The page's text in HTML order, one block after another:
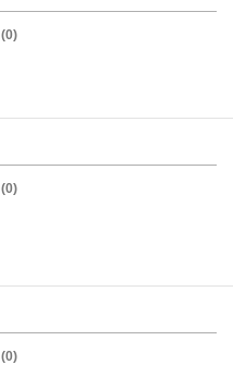
(0)
(0)
(0)